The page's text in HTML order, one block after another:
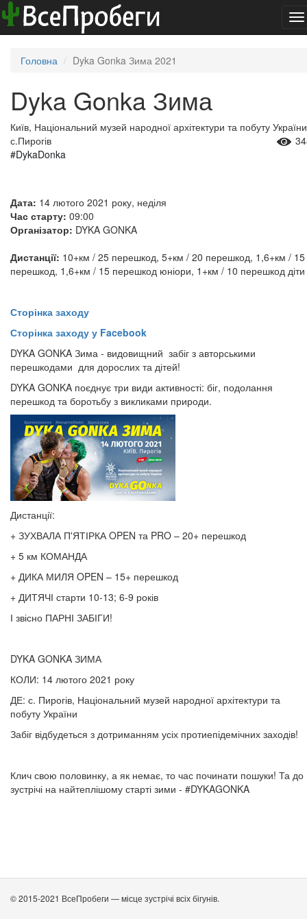
Головна Dyka Gonka Зима 2021
Dyka Gonka Зима
Київ, Національний музей народної архітектури та побуту України
с.Пирогів
#DykaDonka
Дата: 14 лютого 2021 року, неділя
Час старту: 09:00
Організатор: DYKA GONKA
Дистанції: 10+км / 25 перешкод, 5+км / 20 перешкод, 1,6+км / 15
перешкод, 1,6+км / 15 перешкод юніори, 1+км / 10 перешкод діти
Сторінка заходу
Сторінка заходу у Facebook
DYKA GONKA Зима - видовищний забіг з авторськими
перешкодами для дорослих та дітей!
DYKA GONKA поєднує три види активності: біг, подолання
перешкод та боротьбу з викликами природи.
Дистанції:
+ ЗУХВАЛА П'ЯТІРКА OPEN та PRO – 20+ перешкод
+ 5 км КОМАНДА
+ ДИКА МИЛЯ OPEN – 15+ перешкод
+ ДИТЯЧІ старти 10-13; 6-9 років
І звісно ПАРНІ ЗАБІГИ!
DYKA GONKA ЗИМА
КОЛИ: 14 лютого 2021 року
ДЕ: с. Пирогів, Національний музей народної архітектури та
побуту України
Забіг відбудеться з дотриманням усіх протиепідемічних заходів!
Клич свою половинку, а як немає, то час починати пошуки! Та до
зустрічі на найтеплішому старті зими - #DYKAGONKA
© 2015-2021 ВсеПробеги — місце зустрічі всіх бігунів.